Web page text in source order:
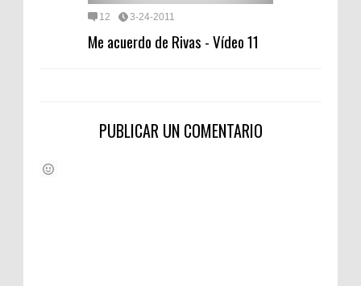
12 3-24-2011
Me acuerdo de Rivas - Vídeo 11
PUBLICAR UN COMENTARIO